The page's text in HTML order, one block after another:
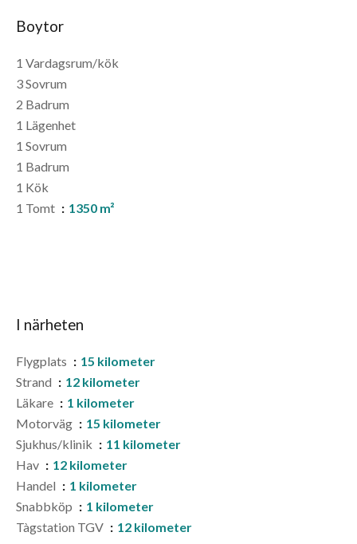
Boytor
1 Vardagsrum/kök
3 Sovrum
2 Badrum
1 Lägenhet
1 Sovrum
1 Badrum
1 Kök
1 Tomt
1350 m²
I närheten
Flygplats
15 kilometer
Strand
12 kilometer
Läkare
1 kilometer
Motorväg
15 kilometer
Sjukhus/klinik
11 kilometer
Hav
12 kilometer
Handel
1 kilometer
Snabbköp
1 kilometer
Tàgstation TGV
12 kilometer